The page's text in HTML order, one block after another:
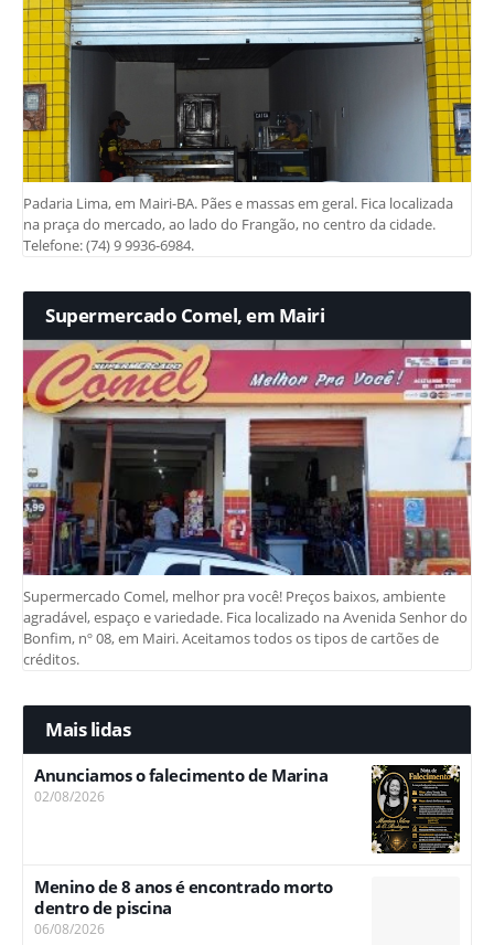
Padaria Lima, em Mairi-BA. Pães e massas em geral. Fica localizada
na praça do mercado, ao lado do Frangão, no centro da cidade.
Telefone: (74) 9 9936-6984.
Supermercado Comel, em Mairi
Supermercado Comel, melhor pra você! Preços baixos, ambiente
agradável, espaço e variedade. Fica localizado na Avenida Senhor do
Bonfim, nº 08, em Mairi. Aceitamos todos os tipos de cartões de
créditos.
Mais lidas
Anunciamos o falecimento de Marina
02/08/2026
Menino de 8 anos é encontrado morto
dentro de piscina
06/08/2026